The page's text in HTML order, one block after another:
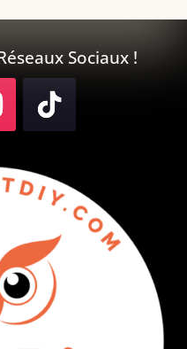
Sociaux !